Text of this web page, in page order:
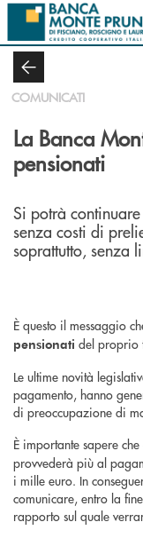
Salta al contenuto principale
COMUNICATI
La Banca
pensionati
Si potrà
senza costi di
soprattutto, senza
È questo il messaggio
pensionati del proprio
Le ultime novità
pagamento, hanno
di preoccupazione di
È importante sapere
provvederà più al
i mille euro. In
comunicare, entro la
rapporto sul quale